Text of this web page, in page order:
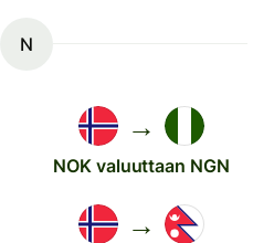
N
→
NOK valuuttaan NGN
→